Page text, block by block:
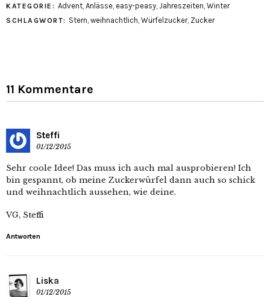
KATEGORIE: Advent, Anlässe, easy-peasy, Jahreszeiten Winter
SCHLAGWORT: Stern weihnachtlich Würfelzucker, Zucker
11 Kommentare
Steffi
01/12/2015
Sehr coole Idee! Das muss ich auch mal ausprobieren! Ich
bin gespannt, ob meine Zuckerwürfel dann auch so schick
und weihnachtlich aussehen, wie deine.
VG, Steffi
Antworten
Liska
01/12/2015